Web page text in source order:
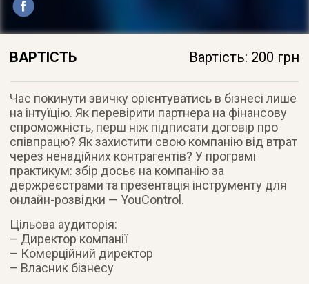
ВАРТІСТЬ Вартість: 200 грн
Час покинути звичку орієнтуватись в бізнесі лише
на інтуїцію. Як перевірити партнера на фінансову
спроможність, перш ніж підписати договір про
співпрацю? Як захистити свою компанію від втрат
через ненадійних контрагентів? У програмі
практикум: збір досьє на компанію за
держреєстрами та презентація інструменту для
онлайн-розвідки — YouControl.
Цільова аудиторія:
– Директор компанії
– Комерційний директор
– Власник бізнесу